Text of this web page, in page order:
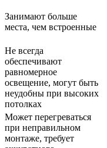
Занимают больше
места, чем встроенные
Не всегда
обеспечивают
равномерное
освещение, могут быть
неудобны при высоких
потолках
Может перегреваться
при неправильном
монтаже, требует